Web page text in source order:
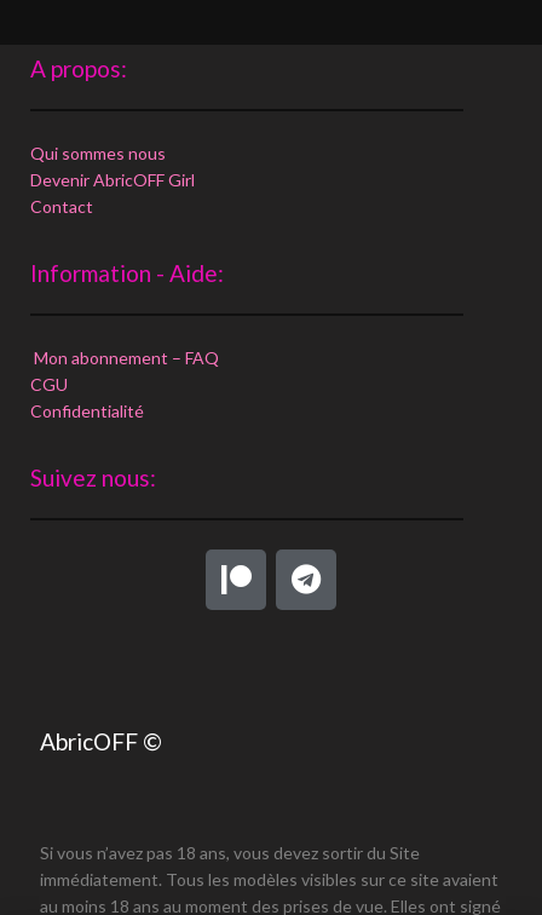
A propos:
Qui sommes nous
Devenir AbricOFF Girl
Contact
Information - Aide:
Mon abonnement – FAQ
CGU
Confidentialité
Suivez nous:
AbricOFF ©
Si vous n’avez pas 18 ans, vous devez sortir du Site
immédiatement. Tous les modèles visibles sur ce site avaient
au moins 18 ans au moment des prises de vue. Elles ont signé